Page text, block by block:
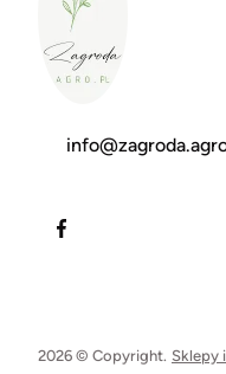
2026 © Copyright. Sklepy